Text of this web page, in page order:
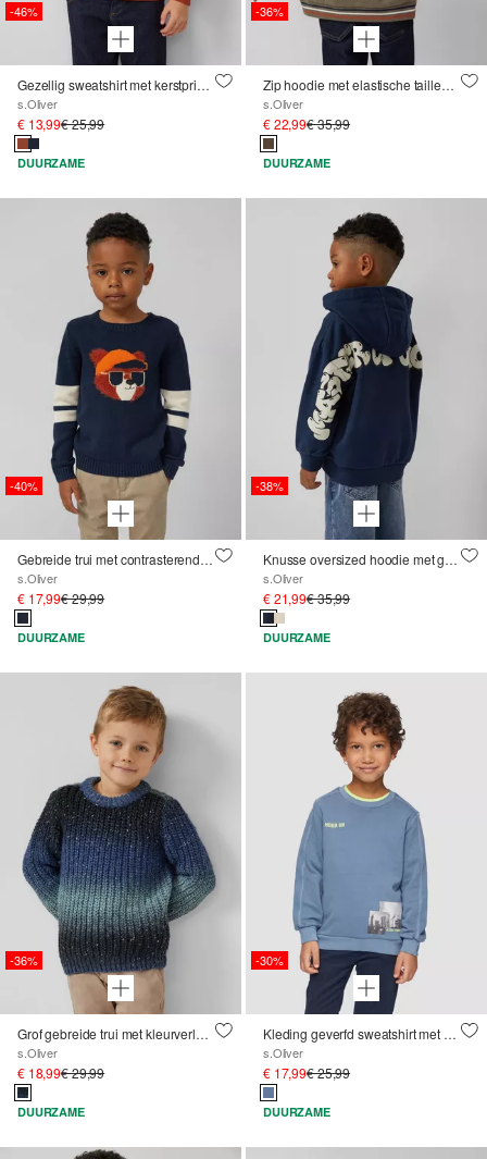
-46%
Gezellig sweatshirt met kerstprint op de voorkant
s.Oliver
€ 13,99€ 25,99
DUURZAME
-36%
Zip hoodie met elastische tailleband en grote rugprint
s.Oliver
€ 22,99€ 35,99
DUURZAME
-40%
Gebreide trui met contrasterende strepen en pluche intarsia
s.Oliver
€ 17,99€ 29,99
DUURZAME
-38%
Knusse oversized hoodie met graffiti-opdruk
s.Oliver
€ 21,99€ 35,99
DUURZAME
-36%
Grof gebreide trui met kleurverloop
s.Oliver
€ 18,99€ 29,99
DUURZAME
-30%
Kleding geverfd sweatshirt met print op de voorkant
s.Oliver
€ 17,99€ 25,99
DUURZAME